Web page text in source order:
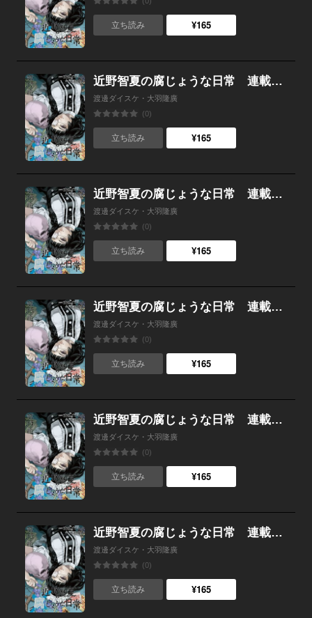
立ち読み ¥165
近野智夏の腐じょうな日常 連載版 第３７話 探し物
渡邊ダイスケ・大羽隆廣
(0)
立ち読み ¥165
近野智夏の腐じょうな日常 連載版 第３６話 副部長への疑念
渡邊ダイスケ・大羽隆廣
(0)
立ち読み ¥165
近野智夏の腐じょうな日常 連載版 第３５話 幻のUMA「オロロ」
渡邊ダイスケ・大羽隆廣
(0)
立ち読み ¥165
近野智夏の腐じょうな日常 連載版 第３４話 未確認生物!!
渡邊ダイスケ・大羽隆廣
(0)
立ち読み ¥165
近野智夏の腐じょうな日常 連載版 第３３話 復讐心
渡邊ダイスケ・大羽隆廣
(0)
立ち読み ¥165